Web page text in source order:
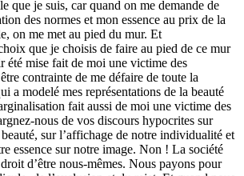
que je suis, car quand on me demande de
des normes et mon essence au prix de la
on me met au pied du mur. Et
que je choisis de faire au pied de ce mur
été mise fait de moi une victime des
contrainte de me défaire de toute la
a modelé mes représentations de la beauté
fait aussi de moi une victime des
nous de vos discours hypocrites sur
sur l’affichage de notre individualité et
essence sur notre image. Non ! La société
d’être nous-mêmes. Nous payons pour